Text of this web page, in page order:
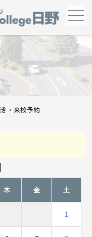
メニュー
・来校予約
木 金 土
1